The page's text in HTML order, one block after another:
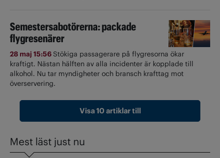
Semestersabotörerna: packade
flygresenärer
28 maj 15:56 Stökiga passagerare på flygresorna ökar
kraftigt. Nästan hälften av alla incidenter är kopplade till
alkohol. Nu tar myndigheter och bransch krafttag mot
överservering.
Visa 10 artiklar till
Mest läst just nu